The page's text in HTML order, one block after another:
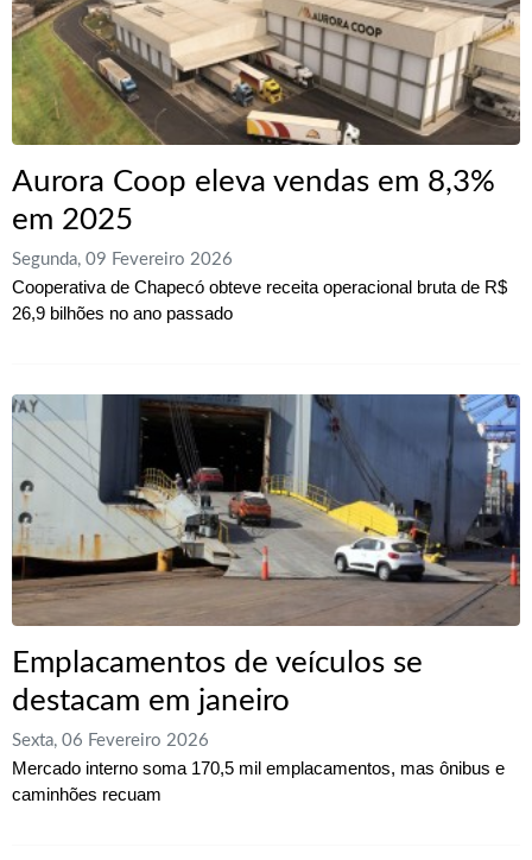
Aurora Coop eleva vendas em 8,3%
em 2025
Segunda, 09 Fevereiro 2026
Cooperativa de Chapecó obteve receita operacional bruta de R$
26,9 bilhões no ano passado
Emplacamentos de veículos se
destacam em janeiro
Sexta, 06 Fevereiro 2026
Mercado interno soma 170,5 mil emplacamentos, mas ônibus e
caminhões recuam